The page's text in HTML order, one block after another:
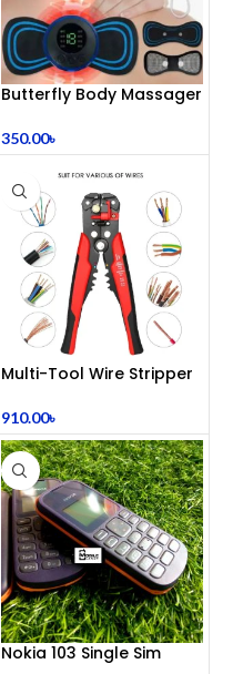
Butterfly Body Massager
রিল্যাক্সেশন! 🦋
350.00৳
Multi-Tool Wire Stripper
910.00৳
Nokia 103 Single Sim